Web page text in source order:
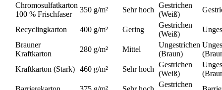
Chromosulfatkarton
100 % Frischfaser
350 g/m² Sehr hoch
Gestrichen
(Weiß)
Recyclingkarton 400 g/m² Gering
Gestrichen
(Weiß)
Brauner
Kraftkarton
280 g/m² Mittel
Ungestrichen
(Braun)
Kraftkarton (Stark) 460 g/m² Sehr hoch
Gestrichen
(Weiß)
Gestrichen